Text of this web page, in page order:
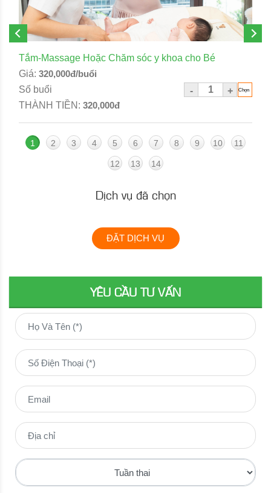
Tắm-Massage Hoặc Chăm sóc y khoa cho Bé
Giá: 320,000đ/buổi
Số buổi
-
+
THÀNH TIỀN: 320,000đ
1 2 3 4 5 6 7 8 9 10 11
12 13 14
Dịch vụ đã chọn
ĐẶT DỊCH VỤ
YÊU CẦU TƯ VẤN